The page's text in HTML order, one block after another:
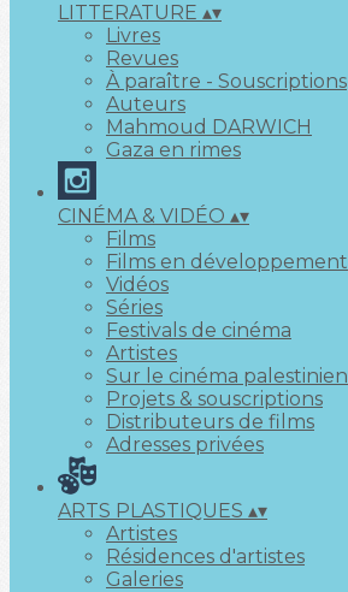
LITTERATURE ▴▾
Livres
Revues
À paraître - Souscriptions
Auteurs
Mahmoud DARWICH
Gaza en rimes
CINÉMA & VIDÉO ▴▾
Films
Films en développement
Vidéos
Séries
Festivals de cinéma
Artistes
Sur le cinéma palestinien
Projets & souscriptions
Distributeurs de films
Adresses privées
ARTS PLASTIQUES ▴▾
Artistes
Résidences d'artistes
Galeries